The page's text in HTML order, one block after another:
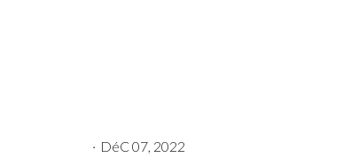
· DéC 07, 2022